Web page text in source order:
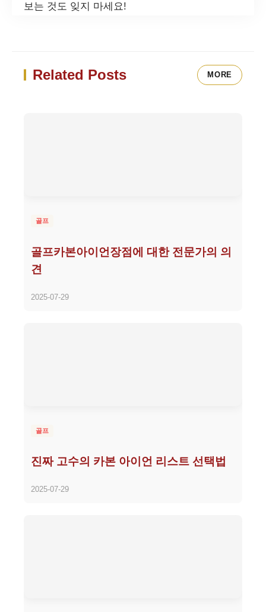
보는 것도 잊지 마세요!
Related Posts MORE
골프
골프카본아이언장점에 대한 전문가의 의
견
2025-07-29
골프
진짜 고수의 카본 아이언 리스트 선택법
2025-07-29